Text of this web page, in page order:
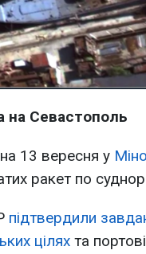
на Севастополь
на 13 вересня у
ракет по
підтвердили
цілях та